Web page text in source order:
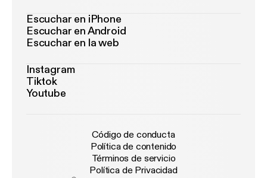
Escuchar en iPhone
Escuchar en Android
Escuchar en la web
Instagram
Tiktok
Youtube
Código de conducta
Política de contenido
Términos de servicio
Política de Privacidad